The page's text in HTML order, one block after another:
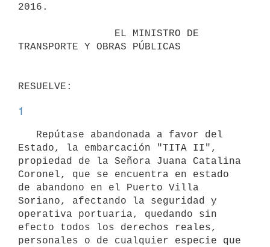
2016.
TRANSPORTE Y OBRAS PÚBLICAS
1
Estado, la embarcación "TITA II",
propiedad de la Señora Juana Catalina
Coronel, que se encuentra en estado
de abandono en el Puerto Villa
Soriano, afectando la seguridad y
operativa portuaria, quedando sin
efecto todos los derechos reales,
personales o de cualquier especie que